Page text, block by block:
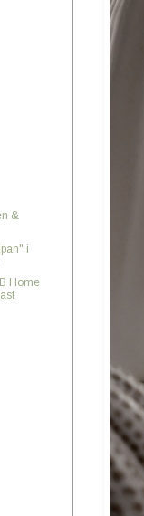
&
i
Home